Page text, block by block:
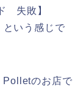
失敗】
いう感じで
Polletのお店で